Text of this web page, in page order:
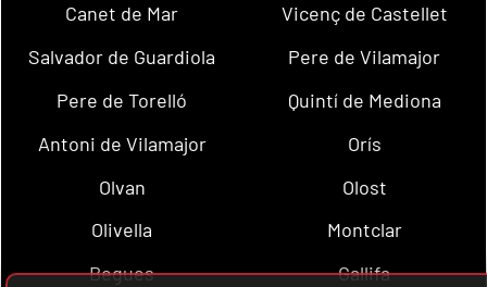
Canet de Mar
Vicenç de Castellet
Salvador de Guardiola
Pere de Vilamajor
Pere de Torelló
Quintí de Mediona
Antoni de Vilamajor
Orís
Olvan
Olost
Olivella
Montclar
Begues
Gallifa